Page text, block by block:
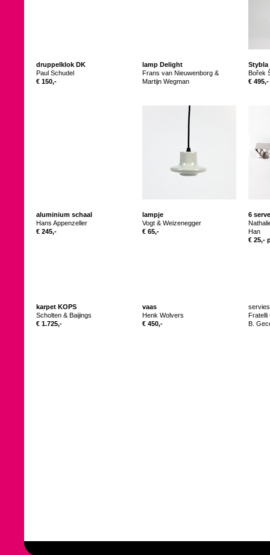
druppelklok DK
Paul Schudel
€ 150,-
lamp Delight
Frans van Nieuwenborg &
Martijn Wegman
Stybla
Bořek
€ 495,-
aluminium schaal
Hans Appenzeller
€ 245,-
lampje
Vogt & Weizenegger
€ 65,-
6
Han
€ 25,-
karpet KOPS
Scholten & Baijings
€ 1.725,-
vaas
Henk Wolvers
€ 450,-
Fratelli
B.